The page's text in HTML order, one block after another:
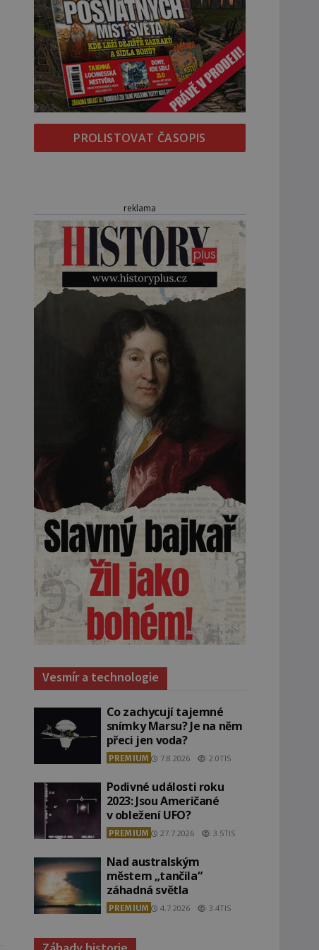
PROLISTOVAT ČASOPIS
reklama
Vesmír a technologie
Co zachycují tajemné
snímky Marsu? Je na něm
přeci jen voda?
PREMIUM 7.8.2026 2.0TIS
Podivné události roku
2023: Jsou Američané
v obležení UFO?
PREMIUM 27.7.2026 3.5TIS
Nad australským
městem „tančila“
záhadná světla
PREMIUM 4.7.2026 3.4TIS